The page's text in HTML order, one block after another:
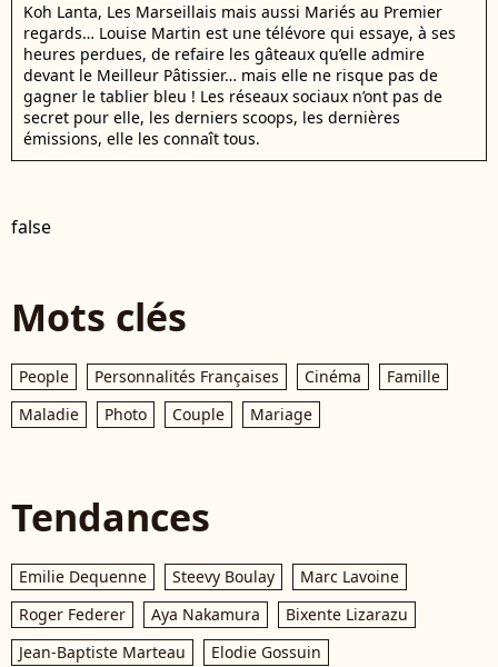
Koh Lanta, Les Marseillais mais aussi Mariés au Premier
regards… Louise Martin est une télévore qui essaye, à ses
heures perdues, de refaire les gâteaux qu’elle admire
devant le Meilleur Pâtissier… mais elle ne risque pas de
gagner le tablier bleu ! Les réseaux sociaux n’ont pas de
secret pour elle, les derniers scoops, les dernières
émissions, elle les connaît tous.
false
Mots clés
People Personnalités Françaises Cinéma
Famille
Maladie
Photo Couple Mariage
Tendances
Emilie Dequenne Steevy Boulay
Marc Lavoine
Roger Federer
Aya Nakamura
Bixente Lizarazu
Jean-Baptiste Marteau
Elodie Gossuin